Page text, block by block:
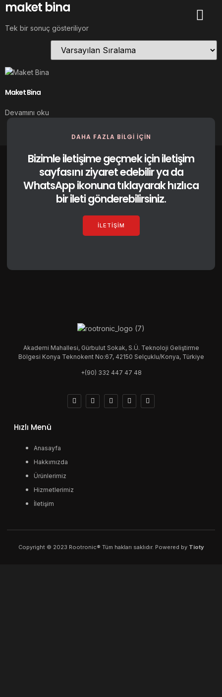
maket bina
Tek bir sonuç gösteriliyor
Maket Bina
Devamını oku
DAHA FAZLA BILGI IÇIN
Bizimle iletişime geçmek için iletişim
sayfasını ziyaret edebilir ya da
WhatsApp ikonuna tıklayarak hızlıca
bir ileti gönderebilirsiniz.
İLETIŞIM
Akademi Mahallesi, Gürbulut Sokak, S.Ü. Teknoloji Geliştirme
Bölgesi Konya Teknokent No:67, 42150 Selçuklu/Konya, Türkiye
+(90) 332 447 47 48
Hızlı Menü
Anasayfa
Hakkımızda
Ürünlerimiz
Hizmetlerimiz
İletişim
Copyright © 2023 Rootronic® Tüm hakları saklıdır. Powered by Tioty